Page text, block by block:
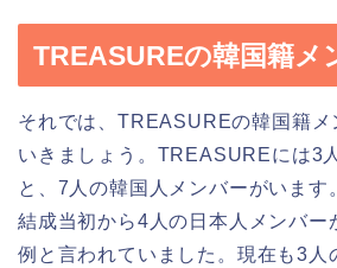
TREASUREの韓国籍メ
それでは、TREASUREの韓国籍メ
いきましょう。TREASUREには3
と、7人の韓国人メンバーがいま
結成当初から4人の日本人メンバー
例と言われていました。現在も3人